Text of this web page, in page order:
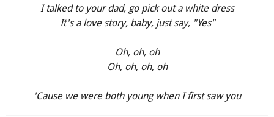
I talked to your dad, go pick out a white dress
It's a love story, baby, just say, "Yes"
Oh, oh, oh
Oh, oh, oh, oh
'Cause we were both young when I first saw you